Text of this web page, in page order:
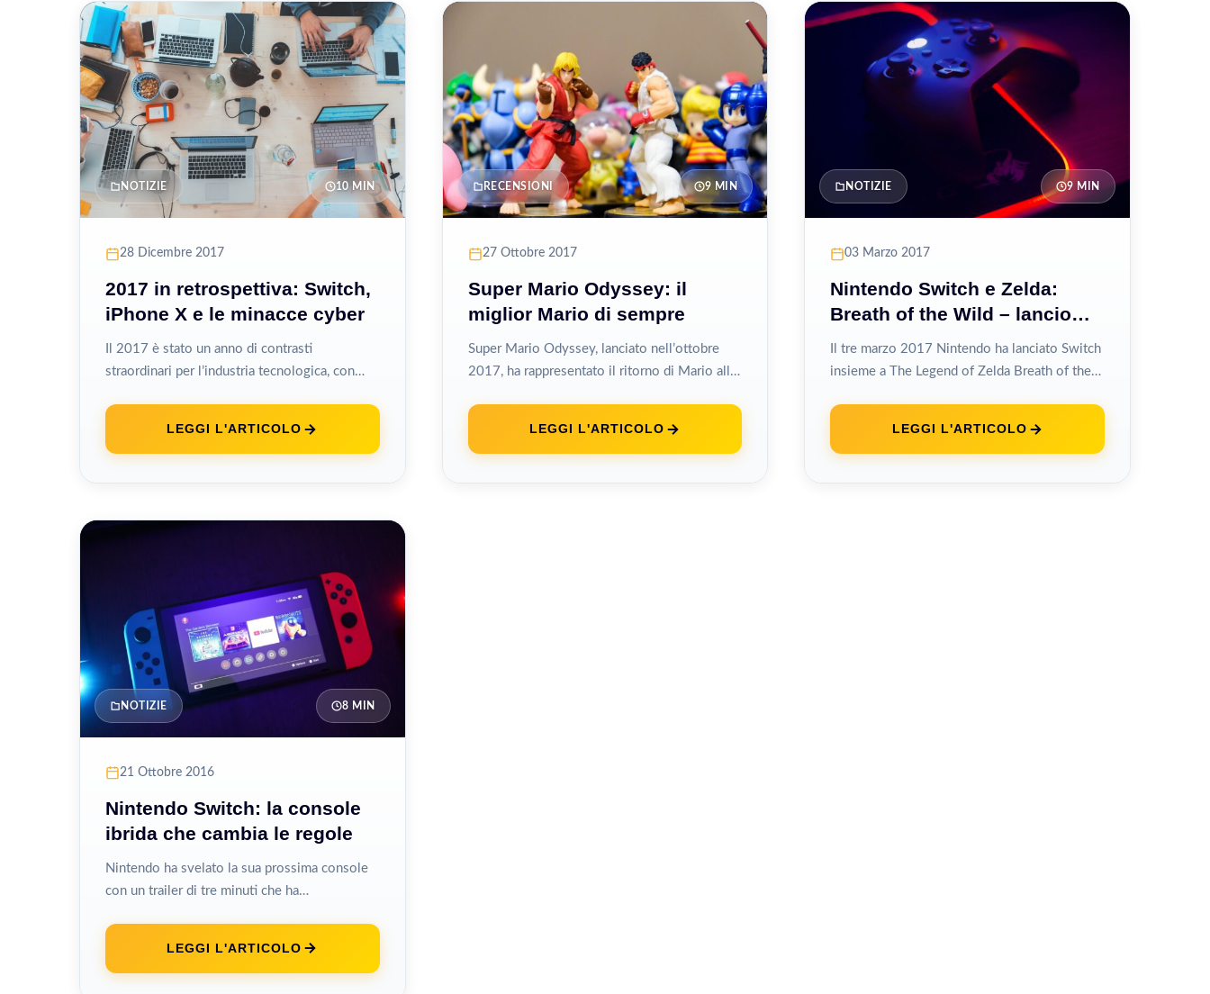
NOTIZIE 10 MIN
28 Dicembre 2017
2017 in retrospettiva: Switch,
iPhone X e le minacce cyber
Il 2017 è stato un anno di contrasti
straordinari per l’industria tecnologica, con
dei...
LEGGI L'ARTICOLO
RECENSIONI 9 MIN
27 Ottobre 2017
Super Mario Odyssey: il
miglior Mario di sempre
Super Mario Odyssey, lanciato nell’ottobre
2017, ha rappresentato il ritorno di Mario alle
avevano definito...
LEGGI L'ARTICOLO
NOTIZIE 9 MIN
03 Marzo 2017
Nintendo Switch e Zelda:
Breath of the Wild – lancio
trionfale
Il tre marzo 2017 Nintendo ha lanciato Switch
insieme a The Legend of Zelda Breath of the
LEGGI L'ARTICOLO
NOTIZIE 8 MIN
21 Ottobre 2016
Nintendo Switch: la console
ibrida che cambia le regole
Nintendo ha svelato la sua prossima console
con un trailer di tre minuti che ha
mondo...
LEGGI L'ARTICOLO